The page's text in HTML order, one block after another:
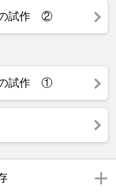
の試作 ②
の試作 ①